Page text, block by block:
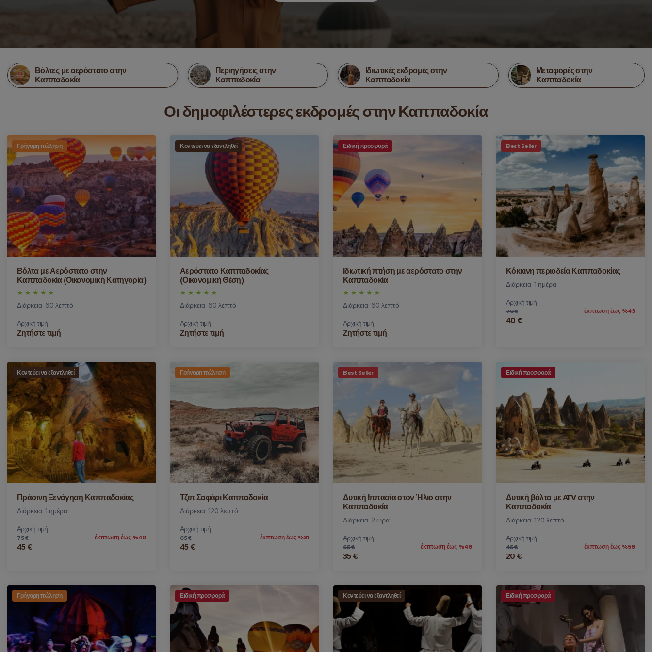
Βόλτες με αερόστατο στην
Καππαδοκία
Περιηγήσεις στην
Καππαδοκία
Ιδιωτικές εκδρομές στην
Καππαδοκία
Μεταφορές στην
Καππαδοκία
Οι δημοφιλέστερες εκδρομές στην Καππαδοκία
Γρήγορη πώληση
Βόλτα με Αερόστατο στην
Καππαδοκία (Οικονομική Κατηγορία)
Διάρκεια: 60 λεπτό
Αρχική τιμή
Ζητήστε τιμή
Κοντεύει να εξαντληθεί
Αερόστατο Καππαδοκίας
(Οικονομική Θέση)
Διάρκεια: 60 λεπτό
Αρχική τιμή
Ζητήστε τιμή
Ειδική προσφορά
Ιδιωτική πτήση με αερόστατο στην
Καππαδοκία
Διάρκεια: 60 λεπτό
Αρχική τιμή
Ζητήστε τιμή
Best Seller
Κόκκινη περιοδεία Καππαδοκίας
Διάρκεια: 1 ημέρα
Αρχική τιμή
70 €
40 €
έκπτωση έως %43
Κοντεύει να εξαντληθεί
Πράσινη Ξενάγηση Καππαδοκίας
Διάρκεια: 1 ημέρα
Αρχική τιμή
75 €
45 €
έκπτωση έως %40
Γρήγορη πώληση
Τζιπ Σαφάρι Καππαδοκία
Διάρκεια: 120 λεπτό
Αρχική τιμή
65 €
45 €
έκπτωση έως %31
Best Seller
Δυτική Ιππασία στον Ήλιο στην
Καππαδοκία
Διάρκεια: 2 ώρα
Αρχική τιμή
65 €
35 €
έκπτωση έως %46
Ειδική προσφορά
Δυτική βόλτα με ATV στην
Καππαδοκία
Διάρκεια: 120 λεπτό
Αρχική τιμή
45 €
20 €
έκπτωση έως %56
Γρήγορη πώληση Ειδική προσφορά Κοντεύει να εξαντληθεί Ειδική προσφορά